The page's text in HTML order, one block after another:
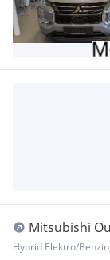
Mitsubishi
Diamond